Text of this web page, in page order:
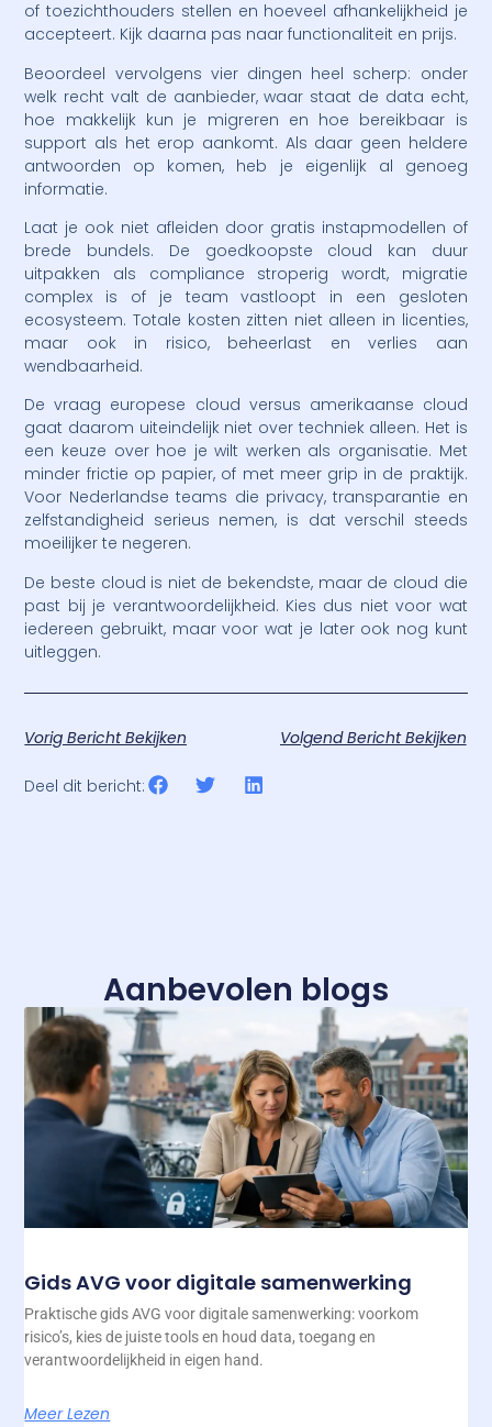
of toezichthouders stellen en hoeveel afhankelijkheid je
accepteert. Kijk daarna pas naar functionaliteit en prijs.
Beoordeel vervolgens vier dingen heel scherp: onder
welk recht valt de aanbieder, waar staat de data echt,
hoe makkelijk kun je migreren en hoe bereikbaar is
support als het erop aankomt. Als daar geen heldere
antwoorden op komen, heb je eigenlijk al genoeg
informatie.
Laat je ook niet afleiden door gratis instapmodellen of
brede bundels. De goedkoopste cloud kan duur
uitpakken als compliance stroperig wordt, migratie
complex is of je team vastloopt in een gesloten
ecosysteem. Totale kosten zitten niet alleen in licenties,
maar ook in risico, beheerlast en verlies aan
wendbaarheid.
De vraag europese cloud versus amerikaanse cloud
gaat daarom uiteindelijk niet over techniek alleen. Het is
een keuze over hoe je wilt werken als organisatie. Met
minder frictie op papier, of met meer grip in de praktijk.
Voor Nederlandse teams die privacy, transparantie en
zelfstandigheid serieus nemen, is dat verschil steeds
moeilijker te negeren.
De beste cloud is niet de bekendste, maar de cloud die
past bij je verantwoordelijkheid. Kies dus niet voor wat
iedereen gebruikt, maar voor wat je later ook nog kunt
uitleggen.
Vorig Bericht Bekijken Volgend Bericht Bekijken
Deel dit bericht:
Aanbevolen blogs
Gids AVG voor digitale samenwerking
Praktische gids AVG voor digitale samenwerking: voorkom
risico’s, kies de juiste tools en houd data, toegang en
verantwoordelijkheid in eigen hand.
Meer Lezen